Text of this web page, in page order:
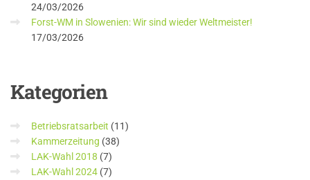
24/03/2026
Forst-WM in Slowenien: Wir sind wieder Weltmeister!
17/03/2026
Kategorien
Betriebsratsarbeit (11)
Kammerzeitung (38)
LAK-Wahl 2018 (7)
LAK-Wahl 2024 (7)